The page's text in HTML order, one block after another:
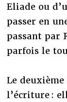
Eliade ou
passer en
passant par
parfois le
Le
l’écriture :